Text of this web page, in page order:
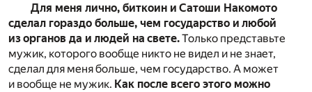
Для меня лично, биткоин и Сатоши Накомото
сделал гораздо больше, чем государство и любой
из органов да и людей на свете.Только представьте
мужик, которого вообще никто не видел и не знает,
сделал для меня больше, чем государство. А может
и вообще не мужик. Как после всего этого можно